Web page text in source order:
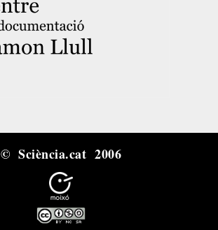
© Sciència.cat 2006